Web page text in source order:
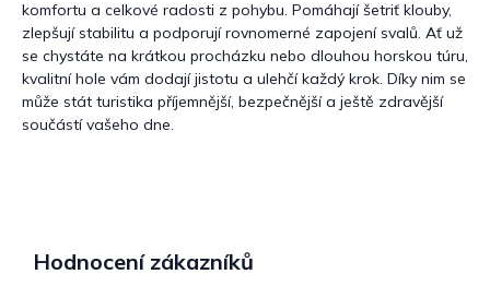
komfortu a celkové radosti z pohybu. Pomáhají šetriť klouby,
zlepšují stabilitu a podporují rovnomerné zapojení svalů. Ať už
se chystáte na krátkou procházku nebo dlouhou horskou túru,
kvalitní hole vám dodají jistotu a ulehčí každý krok. Díky nim se
může stát turistika příjemnější, bezpečnější a ještě zdravější
součástí vašeho dne.
Hodnocení zákazníků